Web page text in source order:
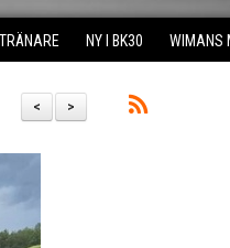
NY I BK30 WIMANS
>
<